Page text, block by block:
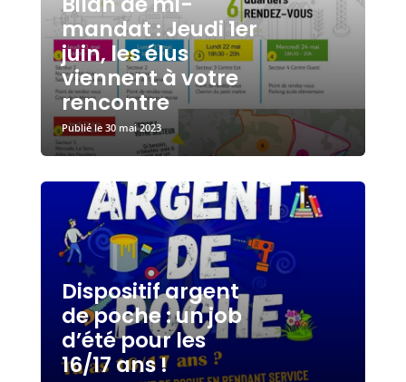
mandat : Jeudi 1er
juin, les élus
viennent à votre
rencontre
30 mai 2023
Dispositif argent
de poche : un job
d’été pour les
16/17 ans !